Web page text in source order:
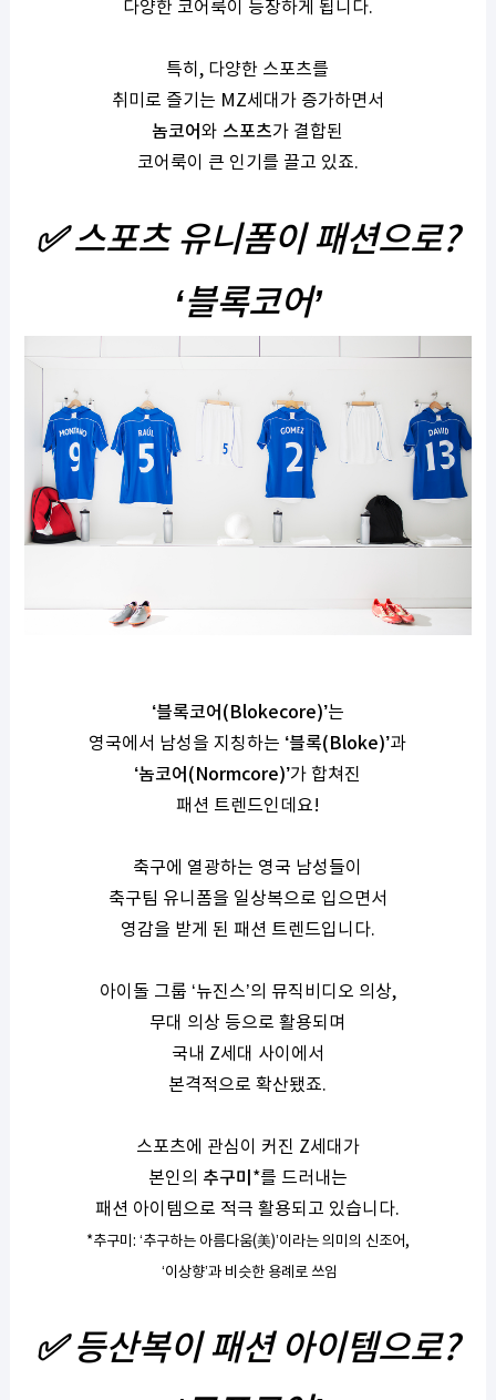
다양한 코어룩이 등장하게 됩니다.
특히, 다양한 스포츠를
취미로 즐기는 MZ세대가 증가하면서
놈코어와스포츠가 결합된
코어룩이 큰 인기를 끌고 있죠.
✅스포츠 유니폼이 패션으로?
‘블록코어’
‘블록코어 (Blokecore)’는
영국에서 남성을 지칭하는 ‘블록(Bloke)’과
‘놈코어 (Normcore)’가 합쳐진
패션 트렌드인데요!
축구에 열광하는 영국 남성들이
축구팀 유니폼을 일상복으로 입으면서
영감을 받게 된 패션 트렌드입니다.
아이돌 그룹 ‘뉴진스’의 뮤직비디오 의상,
무대 의상 등으로 활용되며
국내 Z세대 사이에서
본격적으로 확산됐죠.
스포츠에 관심이 커진 Z세대가
본인의 추구미 *를 드러내는
패션 아이템으로 적극 활용되고 있습니다.
*추구미 : ‘추구하는 아름다움(美)’이라는 의미의 신조어,
‘이상향’과 비슷한 용례로 쓰임
✅등산복이 패션 아이템으로?